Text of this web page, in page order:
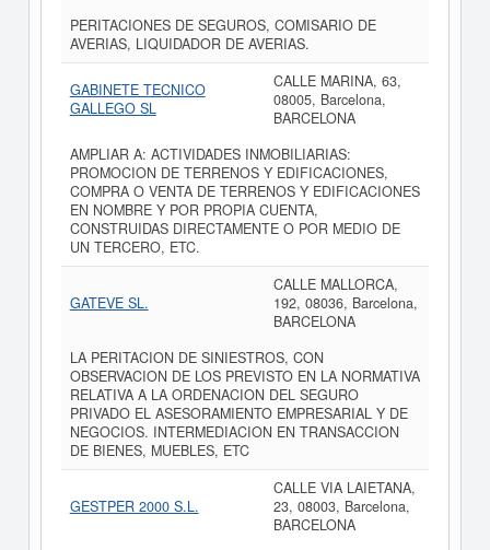
PERITACIONES DE SEGUROS, COMISARIO DE
AVERIAS, LIQUIDADOR DE AVERIAS.
GABINETE TECNICO
GALLEGO SL
CALLE MARINA, 63,
08005, Barcelona,
BARCELONA
AMPLIAR A: ACTIVIDADES INMOBILIARIAS:
PROMOCION DE TERRENOS Y EDIFICACIONES,
COMPRA O VENTA DE TERRENOS Y EDIFICACIONES
EN NOMBRE Y POR PROPIA CUENTA,
CONSTRUIDAS DIRECTAMENTE O POR MEDIO DE
UN TERCERO, ETC.
GATEVE SL.
CALLE MALLORCA,
192, 08036, Barcelona,
BARCELONA
LA PERITACION DE SINIESTROS, CON
OBSERVACION DE LOS PREVISTO EN LA NORMATIVA
RELATIVA A LA ORDENACION DEL SEGURO
PRIVADO EL ASESORAMIENTO EMPRESARIAL Y DE
NEGOCIOS. INTERMEDIACION EN TRANSACCION
DE BIENES, MUEBLES, ETC
GESTPER 2000 S.L.
CALLE VIA LAIETANA,
23, 08003, Barcelona,
BARCELONA